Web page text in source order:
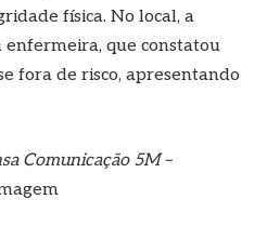
física. No local, a
que constatou
fora de risco, apresentando
Comunicação 5M –